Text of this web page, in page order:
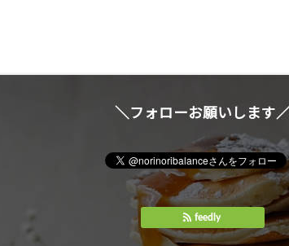
＼フォローお願いします／
feedly